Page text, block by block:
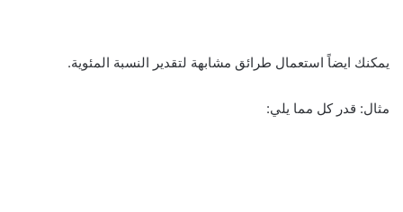
يمكنك ايضاً استعمال طرائق مشابهة لتقدير النسبة المئوية.
مثال: قدر كل مما يلي: